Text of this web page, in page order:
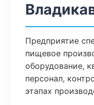
Предприятие
пищевое
оборудование,
персонал,
этапах